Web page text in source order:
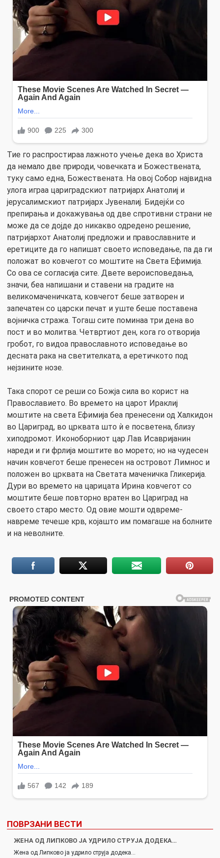
Тие го распростираа лажното учење дека во Христа
да немало две природи, човечката и Божествената,
туку само една, Божествената. На овој Собор највидна
улога играа цариградскиот патријарх Анатолиј и
јерусалимскиот патријарх Јувеналиј. Бидејќи со
препирања и докажувања од две спротивни страни не
може да се дојде до никакво одредено решение,
патријархот Анатолиј предложи и православните и
еретиците да го напишат своето исповедање, па да ги
положат во ковчегот со моштите на Света Ефимија.
Со ова се согласија сите. Двете вероисповедања,
значи, беа напишани и ставени на градите на
великомаченичката, ковчегот беше затворен и
запечатен со царски печат и уште беше поставена
војничка стража. Тогаш сите поминаа три дена во
пост и во молитва. Четвртиот ден, кога го отворија
гробот, го видоа православното исповедање во
десната рака на светителката, а еретичкото под
нејзините нозе.
Така спорот се реши со Божја сила во корист на
Православието. Во времето на царот Ираклиј
моштите на света Ефимија беа пренесени од Халкидон
во Цариград, во црквата што ѝ е посветена, близу
хиподромот. Иконоборниот цар Лав Исавријанин
нареди и ги фрлија моштите во морето; но на чудесен
начин ковчегот беше пренесен на островот Лимнос и
положен во црквата на Светата маченичка Гликерија.
Дури во времето на царицата Ирина ковчегот со
моштите беше повторно вратен во Цариград на
своето старо место. Од овие мошти одвреме-
навреме течеше крв, којашто им помагаше на болните
и на неволните.
ПОВРЗАНИ ВЕСТИ
ЖЕНА ОД ЛИПКОВО ЈА УДРИЛО СТРУЈА ДОДЕКА…
Жена од Липково ја удрило струја додека…